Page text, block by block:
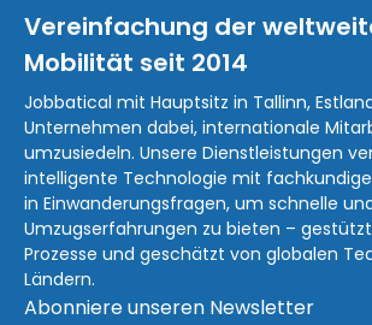
Vereinfachung der
Mobilität seit 2014
Jobbatical mit Hauptsitz in Tallinn,
Unternehmen dabei, internationale
umzusiedeln. Unsere Dienstleistungen
intelligente Technologie mit
in Einwanderungsfragen, um schnelle
Umzugserfahrungen zu bieten –
Prozesse und geschätzt von globalen
Ländern.
Abonniere unseren Newsletter